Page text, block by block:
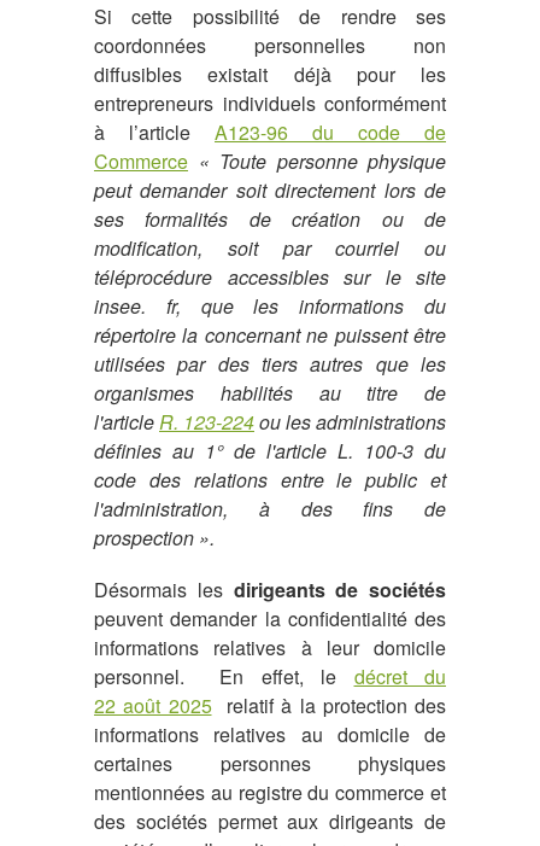
Si cette possibilité de rendre ses
coordonnées personnelles non
diffusibles existait déjà pour les
entrepreneurs individuels conformément
à l’article A123-96 du code de
Commerce « Toute personne physique
peut demander soit directement lors de
ses formalités de création ou de
modification, soit par courriel ou
téléprocédure accessibles sur le site
insee. fr, que les informations du
répertoire la concernant ne puissent être
utilisées par des tiers autres que les
organismes habilités au titre de
l'articleR. 123-224ou les administrations
définies au 1° de l'article L. 100-3 du
code des relations entre le public et
l'administration, à des fins de
prospection ».
Désormais les dirigeants de sociétés
peuvent demander la confidentialité des
informations relatives à leur domicile
personnel. En effet, le décret du
22 août 2025relatif à la protection des
informations relatives au domicile de
certaines personnes physiques
mentionnées au registre du commerce et
des sociétés permet aux dirigeants de